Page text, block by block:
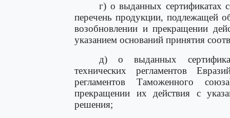
г) о выданных сертификатах
перечень продукции, подлежащей
возобновлении и прекращении
указанием оснований принятия
д) о выданных
технических регламентов
регламентов Таможенного
прекращении их действия с
решения;